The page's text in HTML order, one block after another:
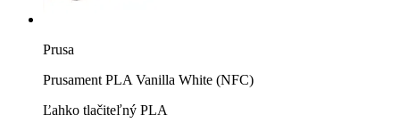
Prusa
Prusament PLA Vanilla White (NFC)
Ľahko tlačiteľný PLA